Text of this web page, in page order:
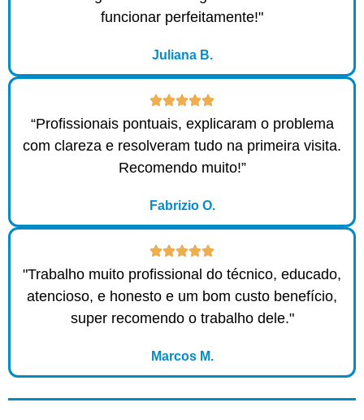
funcionar perfeitamente!"
Juliana B.
“Profissionais pontuais, explicaram o problema
com clareza e resolveram tudo na primeira visita.
Recomendo muito!”
Fabrizio O.
"Trabalho muito profissional do técnico, educado,
atencioso, e honesto e um bom custo benefício,
super recomendo o trabalho dele."
Marcos M.